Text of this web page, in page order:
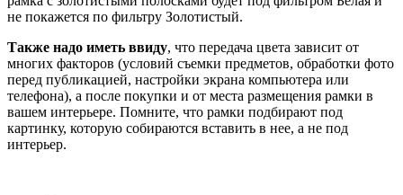
не покажется по фильтру Золотистый.
Также надо иметь ввиду, что передача цвета зависит от
многих факторов (условий съемки предметов, обработки фото
перед публикацией, настройки экрана компьютера или
телефона), а после покупки и от места размещения рамки в
вашем интерьере. Помните, что рамки подбирают под
картинку, которую собираются вставить в нее, а не под
интерьер.